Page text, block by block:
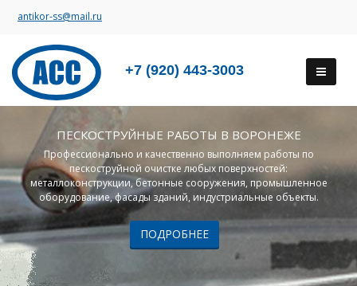
antikor-ss@mail.ru
+7 (920) 443-3003
ПЕСКОСТРУЙНЫЕ РАБОТЫ В ВОРОНЕЖЕ
Профессионально и качественно выполняем работы по
пескоструйной очистке любых поверхностей:
металлоконструкции, бетонные сооружения, промышленное
оборудование, фасады зданий, индустриальные объекты.
ПОДРОБНЕЕ